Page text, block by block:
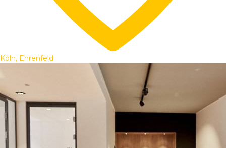
Köln, Ehrenfeld